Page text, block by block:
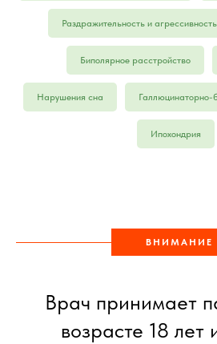
Раздражительность и агрессивность
Биполярное расстройство
Нарушения сна Галлюцинаторно-
Ипохондрия
ВНИМАНИЕ
Врач принимает
возрасте 18 лет